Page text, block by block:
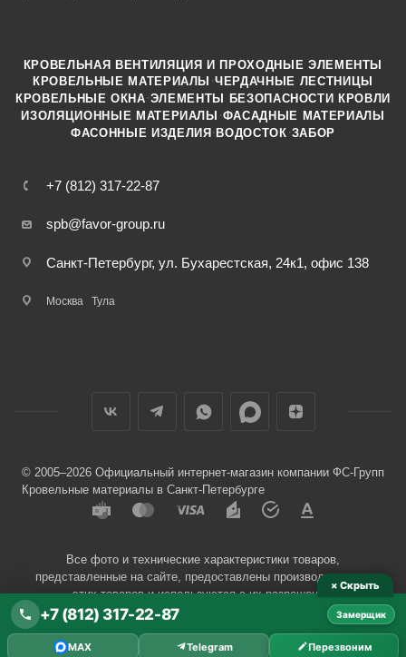
+7 (812) 317-22-87
spb@favor-group.ru
Санкт-Петербург, ул. Бухарестская, 24к1, офис 138
Москва Тула
КРОВЕЛЬНАЯ ВЕНТИЛЯЦИЯ И ПРОХОДНЫЕ ЭЛЕМЕНТЫ
КРОВЕЛЬНЫЕ МАТЕРИАЛЫ ·ЧЕРДАЧНЫЕ ЛЕСТНИЦЫ
КРОВЕЛЬНЫЕ ОКНА ·ЭЛЕМЕНТЫ БЕЗОПАСНОСТИ КРОВЛИ
ИЗОЛЯЦИОННЫЕ МАТЕРИАЛЫ ·ФАСАДНЫЕ МАТЕРИАЛЫ
ФАСОННЫЕ ИЗДЕЛИЯ ·ВОДОСТОК ·ЗАБОР
© 2005–2026 Официальный интернет-магазин компании ФС-Групп
Кровельные материалы в Санкт-Петербурге
Все фото и технические характеристики товаров,
представленные на сайте, предоставлены производителями
этих товаров и используются с их разрешения.
× Скрыть
+7 (812) 317-22-87 Замерщик
MAX Telegram Перезвоним